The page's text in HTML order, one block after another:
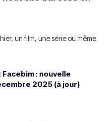
un film, une série ou même
: nouvelle
2025 (à jour)